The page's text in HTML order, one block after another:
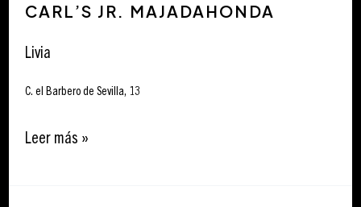
CARL’S JR. MAJADAHONDA
Livia
C. el Barbero de Sevilla, 13
Jr.
Majadahonda
Leer más »